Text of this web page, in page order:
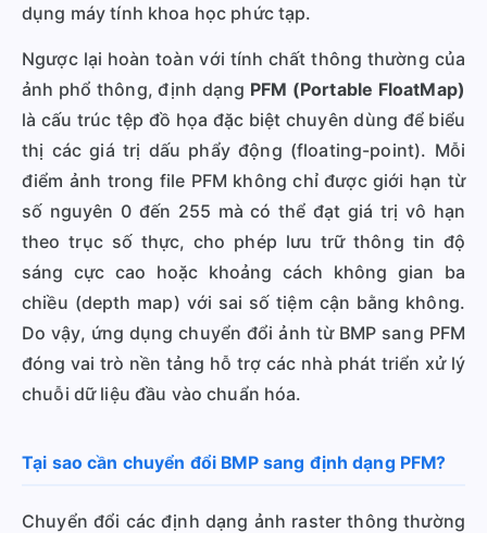
dụng máy tính khoa học phức tạp.
Ngược lại hoàn toàn với tính chất thông thường của
ảnh phổ thông, định dạng PFM (Portable FloatMap)
là cấu trúc tệp đồ họa đặc biệt chuyên dùng để biểu
thị các giá trị dấu phẩy động (floating-point). Mỗi
điểm ảnh trong file PFM không chỉ được giới hạn từ
số nguyên 0 đến 255 mà có thể đạt giá trị vô hạn
theo trục số thực, cho phép lưu trữ thông tin độ
sáng cực cao hoặc khoảng cách không gian ba
chiều (depth map) với sai số tiệm cận bằng không.
Do vậy, ứng dụng chuyển đổi ảnh từ BMP sang PFM
đóng vai trò nền tảng hỗ trợ các nhà phát triển xử lý
chuỗi dữ liệu đầu vào chuẩn hóa.
Tại sao cần chuyển đổi BMP sang định dạng PFM?
Chuyển đổi các định dạng ảnh raster thông thường